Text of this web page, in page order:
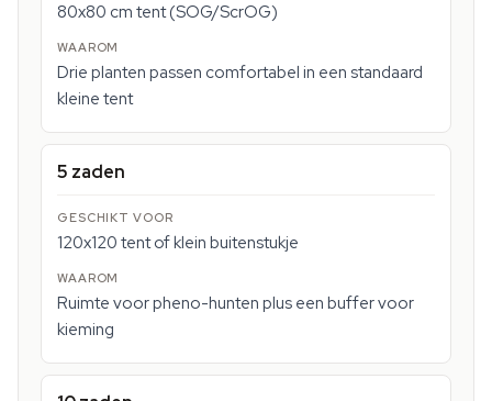
80x80 cm tent (SOG/ScrOG)
Drie planten passen comfortabel in een standaard
kleine tent
5 zaden
120x120 tent of klein buitenstukje
Ruimte voor pheno-hunten plus een buffer voor
kieming